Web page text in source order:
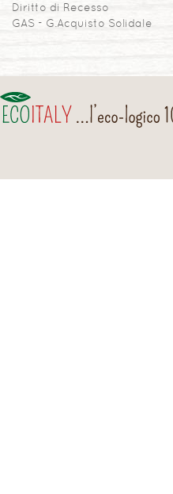
Diritto di Recesso
GAS - G.Acquisto Solidale